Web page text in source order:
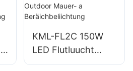
grouss
KML-FL2C 150W
LED Flutluucht
Fournisseur fir